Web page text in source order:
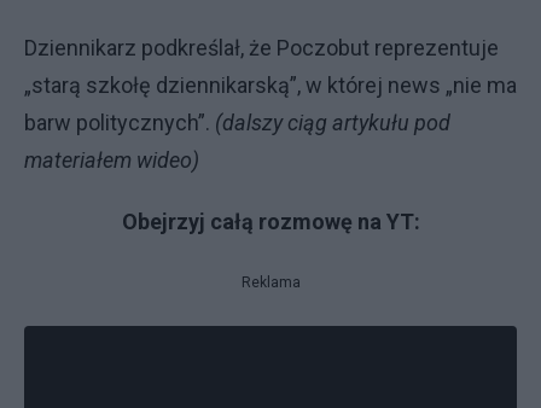
Dziennikarz podkreślał, że Poczobut reprezentuje
„starą szkołę dziennikarską”, w której news „nie ma
barw politycznych”. (dalszy ciąg artykułu pod
materiałem wideo)
Obejrzyj całą rozmowę na YT:
Reklama